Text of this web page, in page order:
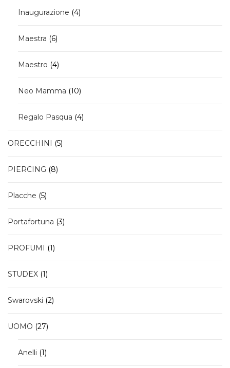
Inaugurazione 44
Maestra
66
Maestro 44
Neo Mamma 1010
Regalo Pasqua 44
ORECCHINI
55
PIERCING
88
Placche 55
Portafortuna 33
PROFUMI
11
STUDEX 11
Swarovski 22
UOMO 2727
Anelli 11